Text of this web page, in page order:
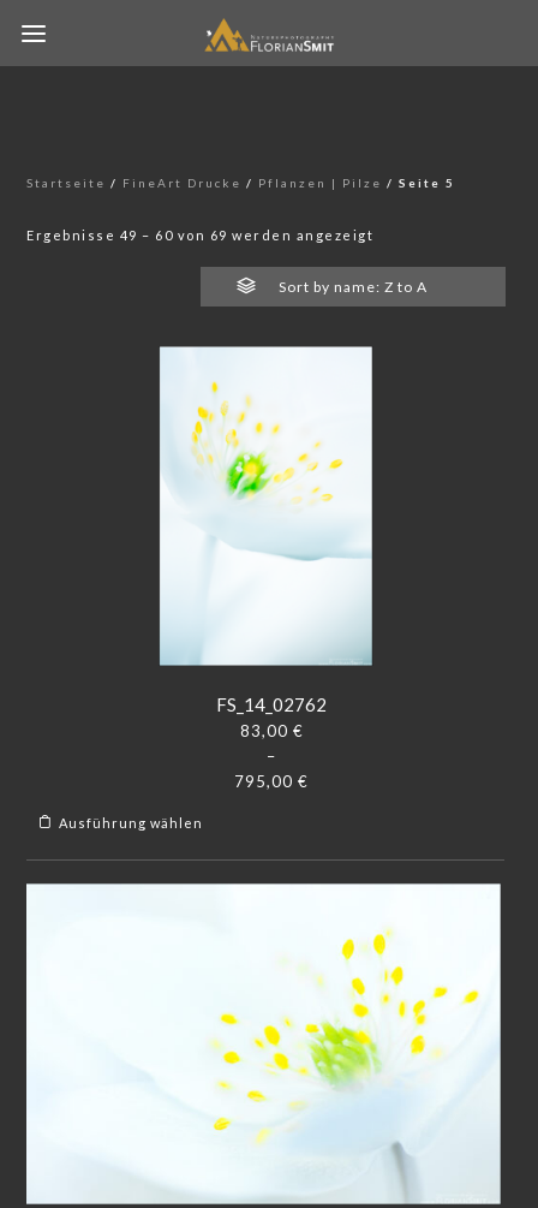
Startseite / FineArt Drucke / Pflanzen | Pilze / Seite 5
Ergebnisse 49 – 60 von 69 werden angezeigt
Sort by name: Z to A
FS_14_02762
83,00 €
–
795,00 €
Ausführung wählen